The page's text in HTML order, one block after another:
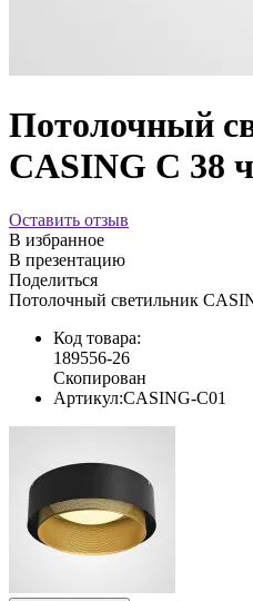
Потолочный
CASING C 38
Оставить отзыв
В избранное
В презентацию
Поделиться
Потолочный светильник
Код товара:
189556-26
Скопирован
Артикул:CASING-C01